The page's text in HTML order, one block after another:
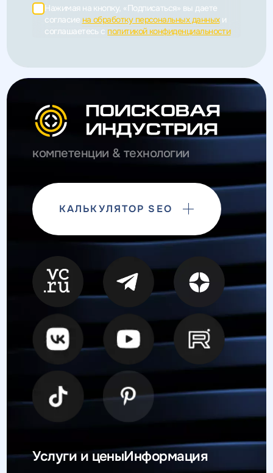
Нажимая на кнопку, «Подписаться» вы даете
согласие на обработку персональных данныхи
соглашаетесь c политикой конфиденциальности
компетенции & технологии
КАЛЬКУЛЯТОР SEO
Услуги и ценыИнформация